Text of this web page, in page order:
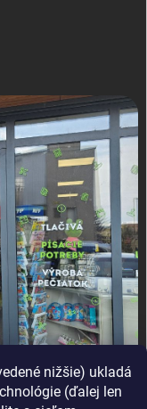
nižšie) ukladá
(ďalej len